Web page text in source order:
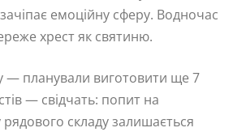
емоційну сферу. Водночас
хрест як святиню.
— планували виготовити ще 7
— свідчать: попит на
складу залишається